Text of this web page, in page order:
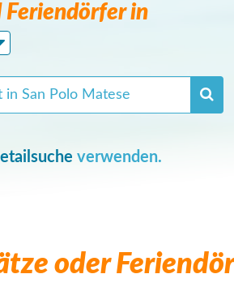
Feriendörfer in
verwenden.
oder